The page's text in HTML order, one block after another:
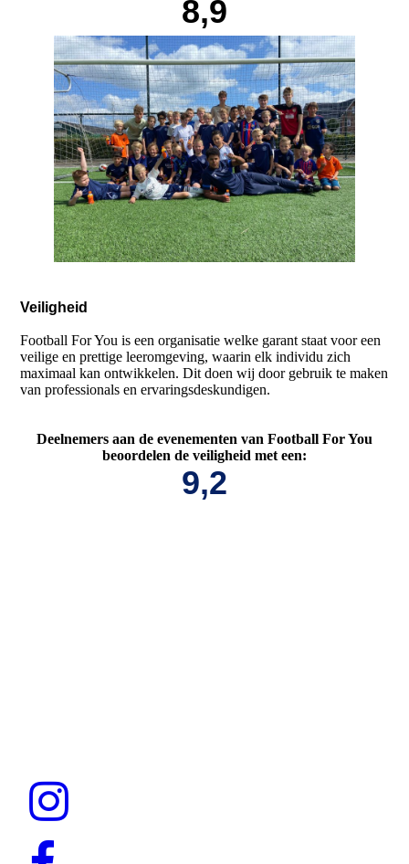
8,9
Veiligheid
Football For You is een organisatie welke garant staat voor een
veilige en prettige leeromgeving, waarin elk individu zich
maximaal kan ontwikkelen. Dit doen wij door gebruik te maken
van professionals en ervaringsdeskundigen.
Deelnemers aan de evenementen van Football For You
beoordelen de veiligheid met een:
9,2